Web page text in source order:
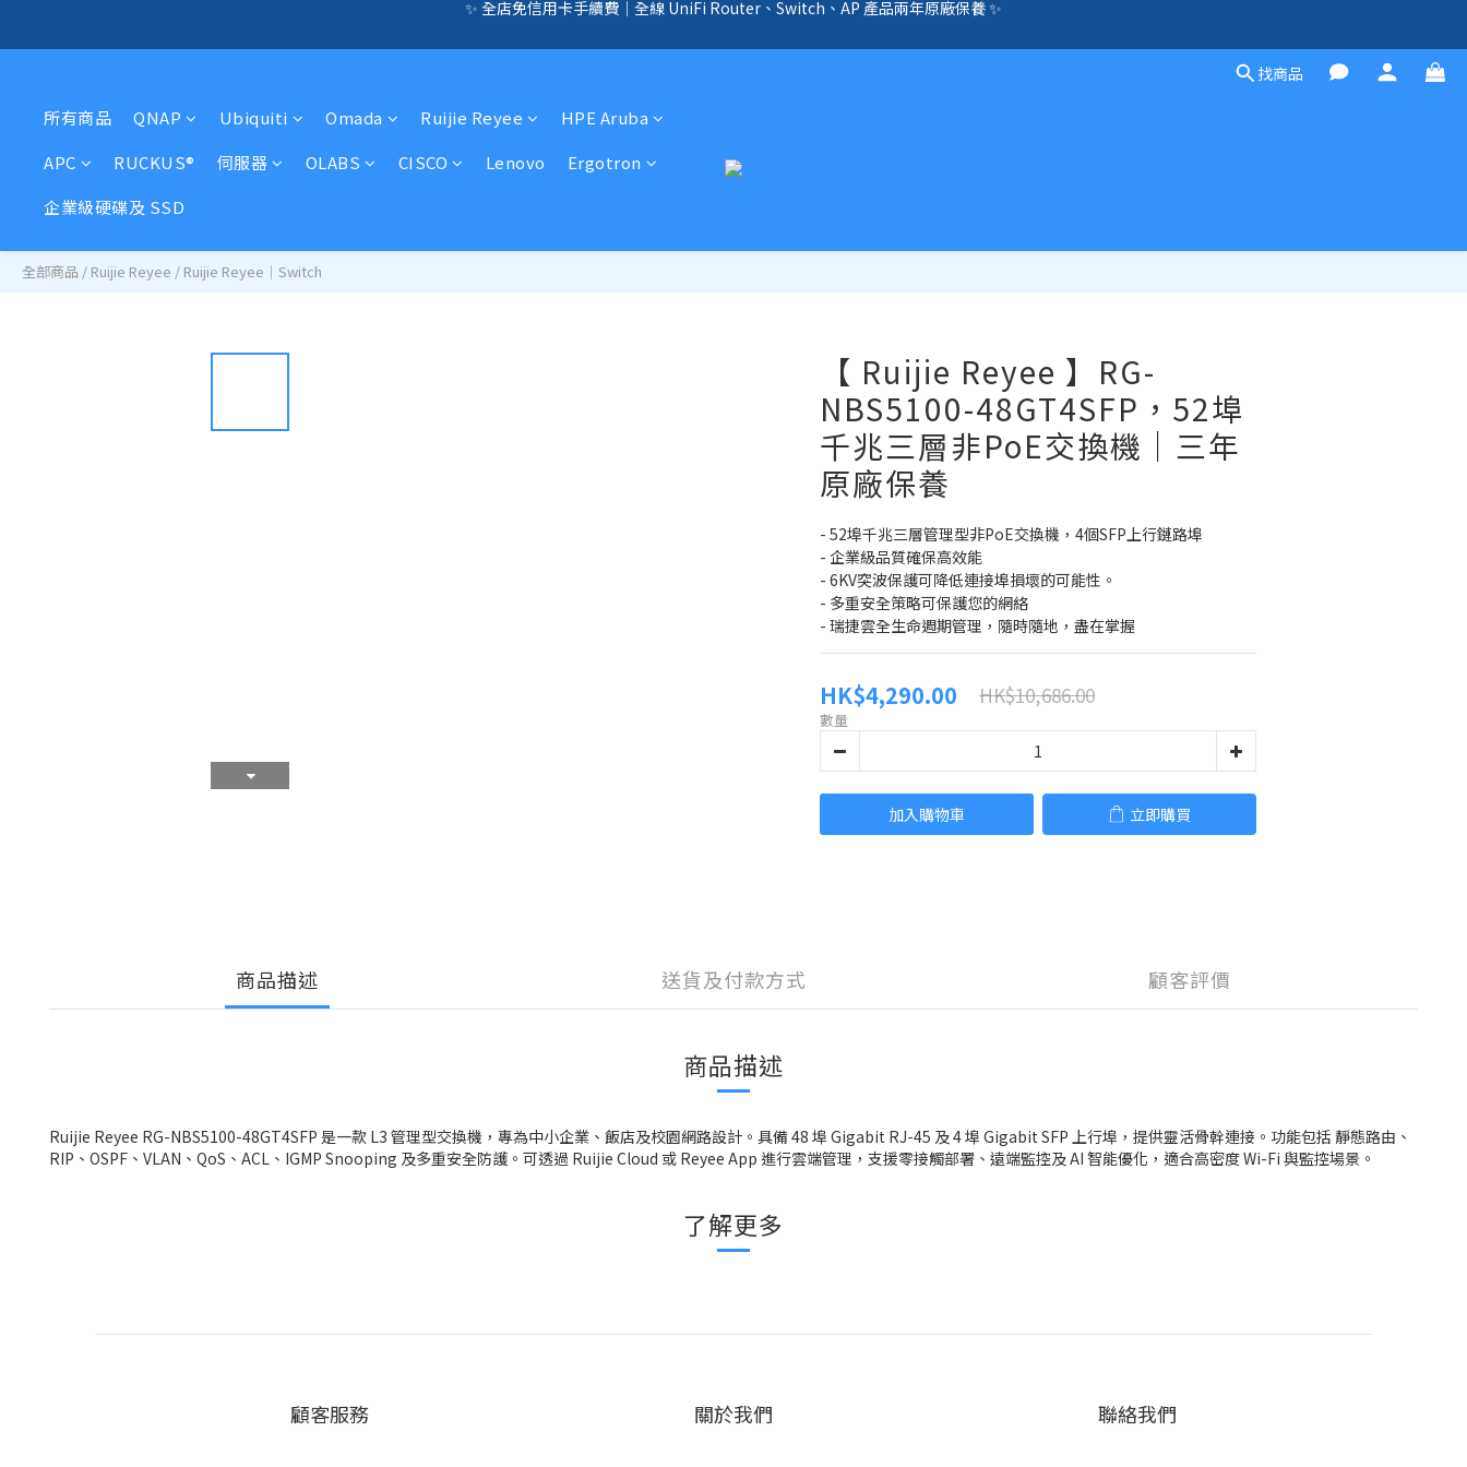
找商品
所有商品 QNAP Ubiquiti Omada Ruijie Reyee
HPE Aruba
APC
RUCKUS® 伺服器 OLABS CISCO Lenovo
Ergotron
企業級硬碟及 SSD
全部商品 / Ruijie Reyee / Ruijie Reyee｜Switch
【 Ruijie Reyee 】RG-
NBS5100-48GT4SFP，52埠
千兆三層非PoE交換機｜三年
原廠保養
- 52埠千兆三層管理型非PoE交換機，4個SFP上行鏈路埠
- 企業級品質確保高效能
- 6KV突波保護可降低連接埠損壞的可能性。
- 多重安全策略可保護您的網絡
- 瑞捷雲全生命週期管理，隨時隨地，盡在掌握
HK$4,290.00 HK$10,686.00
數量
加入購物車 立即購買
商品描述 送貨及付款方式 顧客評價
商品描述
Ruijie Reyee RG-NBS5100-48GT4SFP 是一款 L3 管理型交換機，專為中小企業、飯店及校園網路設計。具備 48 埠 Gigabit RJ-45 及 4 埠 Gigabit SFP 上行埠，提供靈活骨幹連接。功能包括 靜態路由、
RIP、OSPF、VLAN、QoS、ACL、IGMP Snooping 及多重安全防護。可透過 Ruijie Cloud 或 Reyee App 進行雲端管理，支援零接觸部署、遠端監控及 AI 智能優化，適合高密度 Wi-Fi 與監控場景。
了解更多
顧客服務 關於我們 聯絡我們